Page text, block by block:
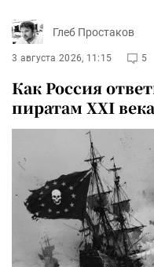
Глеб Простаков
3 августа 2026, 11:15 5
Как Россия
пиратам XXI века